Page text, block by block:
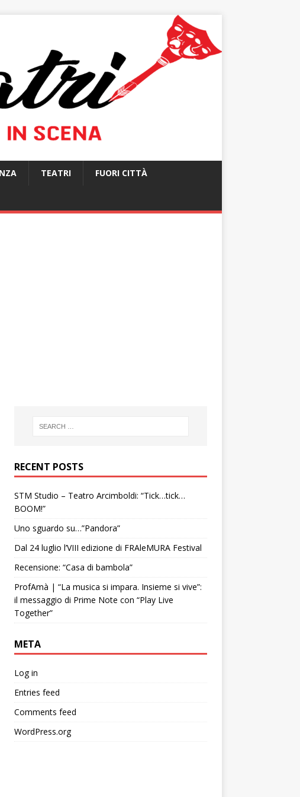
TEATRI FUORI CITTÀ
RECENT POSTS
STM Studio – Teatro Arcimboldi: “Tick…tick…
BOOM!”
Uno sguardo su…”Pandora”
Dal 24 luglio l’VIII edizione di FRAleMURA Festival
Recensione: “Casa di bambola”
ProfAmà | “La musica si impara. Insieme si vive”:
il messaggio di Prime Note con “Play Live
Together”
META
Log in
Entries feed
Comments feed
WordPress.org